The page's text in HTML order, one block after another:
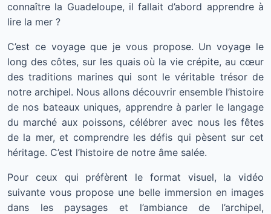
connaître la Guadeloupe, il fallait d’abord apprendre à
lire la mer ?
C’est ce voyage que je vous propose. Un voyage le
long des côtes, sur les quais où la vie crépite, au cœur
des traditions marines qui sont le véritable trésor de
notre archipel. Nous allons découvrir ensemble l’histoire
de nos bateaux uniques, apprendre à parler le langage
du marché aux poissons, célébrer avec nous les fêtes
de la mer, et comprendre les défis qui pèsent sur cet
héritage. C’est l’histoire de notre âme salée.
Pour ceux qui préfèrent le format visuel, la vidéo
suivante vous propose une belle immersion en images
dans les paysages et l’ambiance de l’archipel,